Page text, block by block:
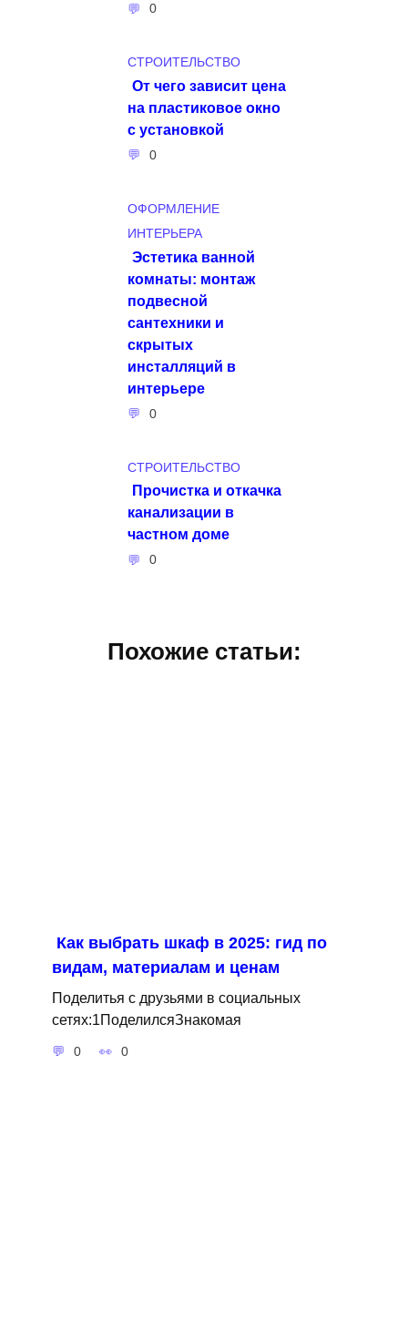
0
СТРОИТЕЛЬСТВО
От чего зависит цена
на пластиковое окно
с установкой
0
ОФОРМЛЕНИЕ
ИНТЕРЬЕРА
Эстетика ванной
комнаты: монтаж
подвесной
сантехники и
скрытых
инсталляций в
интерьере
0
СТРОИТЕЛЬСТВО
Прочистка и откачка
канализации в
частном доме
0
Похожие статьи:
Как выбрать шкаф в 2025: гид по
видам, материалам и ценам
Поделитья с друзьями в социальных
сетях:1ПоделилсяЗнакомая
0 0